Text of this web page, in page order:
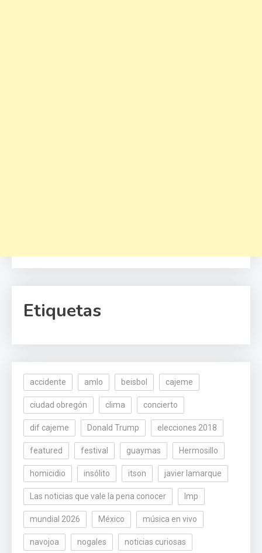
Etiquetas
accidente amlo beisbol cajeme
ciudad obregón clima concierto
dif cajeme Donald Trump elecciones 2018
featured festival guaymas Hermosillo
homicidio insólito itson javier lamarque
Las noticias que vale la pena conocer lmp
mundial 2026 México música en vivo
navojoa nogales noticias curiosas